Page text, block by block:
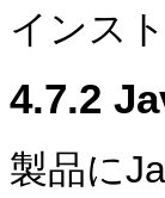
インス
4.7.2
製品に